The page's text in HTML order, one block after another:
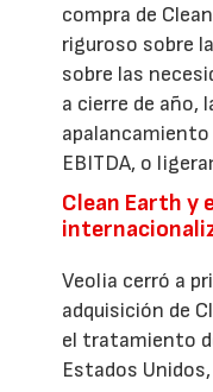
compra de
riguroso sobre
sobre las
a cierre de año,
EBITDA, o
Clean Earth y
Veolia cerró a
adquisición de
el tratamiento
Estados